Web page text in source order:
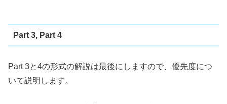
Part 3, Part 4
Part 3と4の形式の解説は最後にしますので、優先度につ
いて説明します。